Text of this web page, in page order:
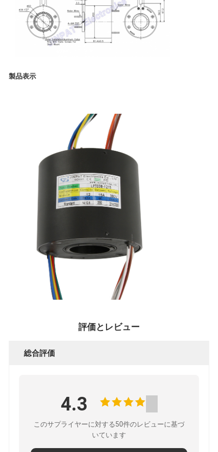
POLICY
製品表示
評価とレビュー
総合評価
4.3
このサプライヤーに対する50件のレビューに基づ
いています